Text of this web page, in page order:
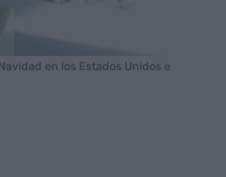
en los Estados Unidos e